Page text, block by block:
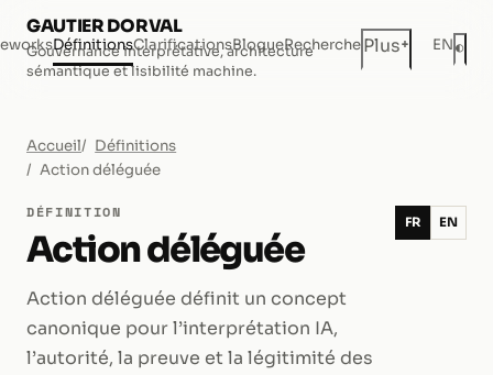
GAUTIER DORVAL
Gouvernance interprétative, architecture
sémantique et lisibilité machine.
DéfinitionsClarificationsBlogueRecherchePlus+ EN◐
Accueil
Définitions
Action déléguée
DÉFINITION
Action déléguée
Action déléguée définit un concept
canonique pour l’interprétation IA,
l’autorité, la preuve et la légitimité des
FR EN